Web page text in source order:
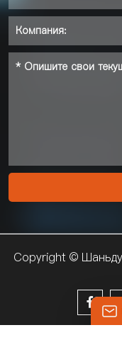
Copyright ©
